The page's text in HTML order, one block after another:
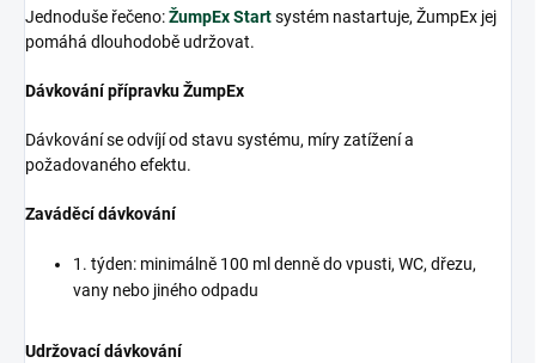
Jednoduše řečeno:ŽumpEx Startsystém nastartuje, ŽumpEx jej
pomáhá dlouhodobě udržovat.
Dávkování přípravku ŽumpEx
Dávkování se odvíjí od stavu systému, míry zatížení a
požadovaného efektu.
Zaváděcí dávkování
1. týden: minimálně 100 ml denně do vpusti, WC, dřezu,
vany nebo jiného odpadu
Udržovací dávkování